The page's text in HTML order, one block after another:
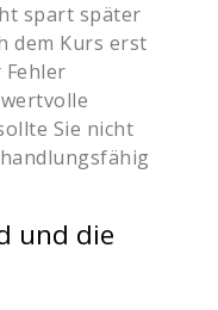
spart später
dem Kurs erst
Sie nicht
und die